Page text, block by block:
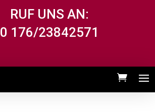
RUF UNS AN:
0 176/23842571